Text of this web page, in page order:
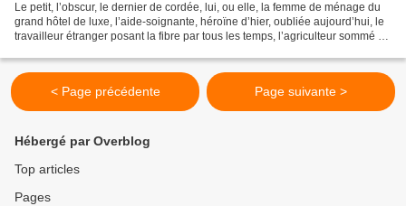
Le petit, l’obscur, le dernier de cordée, lui, ou elle, la femme de ménage du
grand hôtel de luxe, l’aide-soignante, héroïne d’hier, oubliée aujourd’hui, le
travailleur étranger posant la fibre par tous les temps, l’agriculteur sommé de
< Page précédente Page suivante >
Hébergé par Overblog
Top articles
Pages